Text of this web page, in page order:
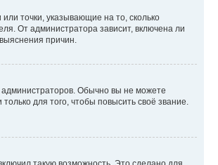
точки, указывающие на то, сколько
От администратора зависит, включена ли
причин.
Обычно вы не можете
для того, чтобы повысить своё звание.